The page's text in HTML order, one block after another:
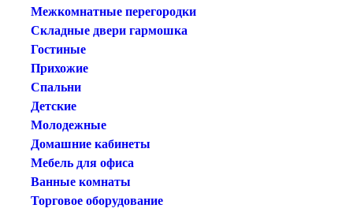
Межкомнатные перегородки
Складные двери гармошка
Гостиные
Прихожие
Спальни
Детские
Молодежные
Домашние кабинеты
Мебель для офиса
Ванные комнаты
Торговое оборудование